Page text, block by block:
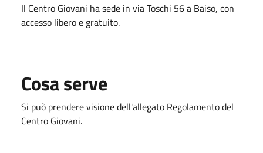
Il Centro Giovani ha sede in via Toschi 56 a Baiso, con
accesso libero e gratuito.
Cosa serve
Si può prendere visione dell'allegato Regolamento del
Centro Giovani.